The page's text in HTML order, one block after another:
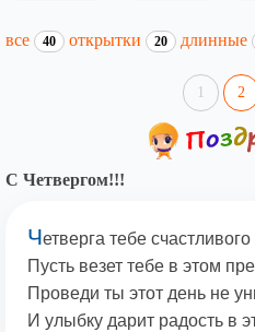
все 40 открытки 20 длинные
1 2
С Четвергом!!!
Четверга тебе
Пусть везет тебе в этом
Проведи ты этот день не
И улыбку дарит радость в